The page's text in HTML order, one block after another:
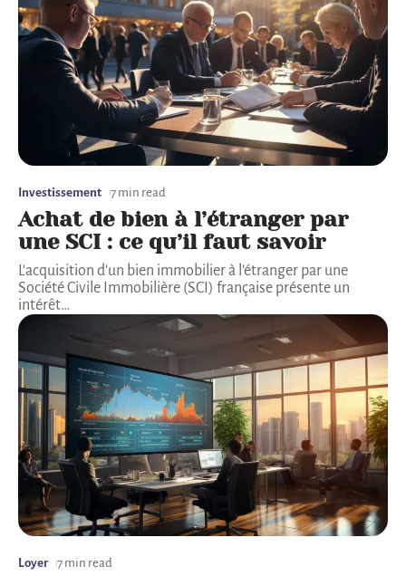
Investissement 7 min read
Achat de bien à l’étranger par
une SCI : ce qu’il faut savoir
L'acquisition d'un bien immobilier à l'étranger par une
Société Civile Immobilière (SCI) française présente un
intérêt…
Loyer 7 min read